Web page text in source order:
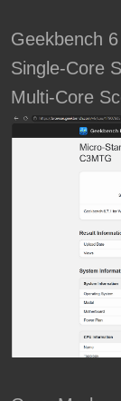
Geekbench 6
Single-Core
Multi-Core